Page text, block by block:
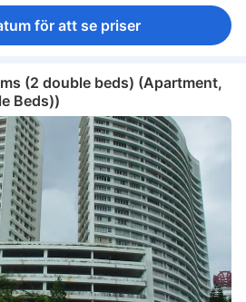
för att se priser
(2 double beds) (Apartment,
Beds))